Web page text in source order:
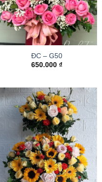
ĐC – G50
650.000 ₫